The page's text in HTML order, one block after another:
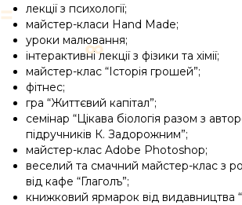
лекції з психології;
майстер-класи Hand Made;
уроки малювання;
інтерактивні лекції з фізики та хімії;
майстер-клас “Історія грошей”;
фітнес;
гра “Життєвий капітал”;
семінар “Цікава біологія разом з
підручників К. Задорожним”;
майстер-клас Adobe Photoshop;
веселий та смачний майстер-клас з
від кафе “Глаголъ”;
книжковий ярмарок від видавництва